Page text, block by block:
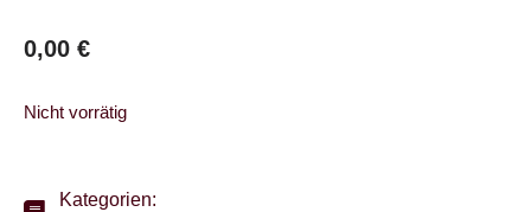
0,00 €
Nicht vorrätig
Kategorien: